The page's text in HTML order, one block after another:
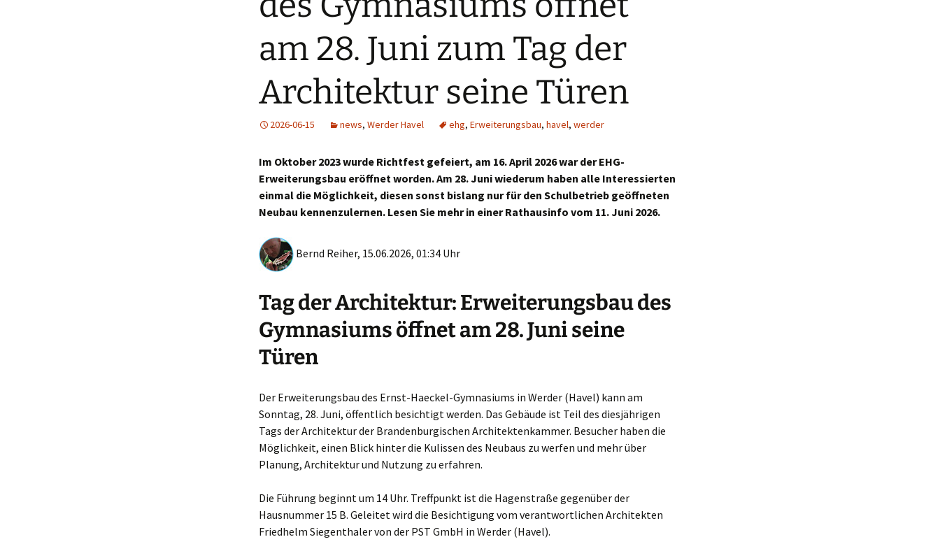
am 28. Juni zum Tag der
Architektur seine Türen
2026-06-15 news, Werder Havel ehg, Erweiterungsbau, havel, werder
Im Oktober 2023 wurde Richtfest gefeiert, am 16. April 2026 war der EHG-
Erweiterungsbau eröffnet worden. Am 28. Juni wiederum haben alle Interessierten
einmal die Möglichkeit, diesen sonst bislang nur für den Schulbetrieb geöffneten
Neubau kennenzulernen. Lesen Sie mehr in einer Rathausinfo vom 11. Juni 2026.
Bernd Reiher, 15.06.2026, 01:34 Uhr
Tag der Architektur: Erweiterungsbau des
Gymnasiums öffnet am 28. Juni seine
Türen
Der Erweiterungsbau des Ernst-Haeckel-Gymnasiums in Werder (Havel) kann am
Sonntag, 28. Juni, öffentlich besichtigt werden. Das Gebäude ist Teil des diesjährigen
Tags der Architektur der Brandenburgischen Architektenkammer. Besucher haben die
Möglichkeit, einen Blick hinter die Kulissen des Neubaus zu werfen und mehr über
Planung, Architektur und Nutzung zu erfahren.
Die Führung beginnt um 14 Uhr. Treffpunkt ist die Hagenstraße gegenüber der
Hausnummer 15 B. Geleitet wird die Besichtigung vom verantwortlichen Architekten
Friedhelm Siegenthaler von der PST GmbH in Werder (Havel).